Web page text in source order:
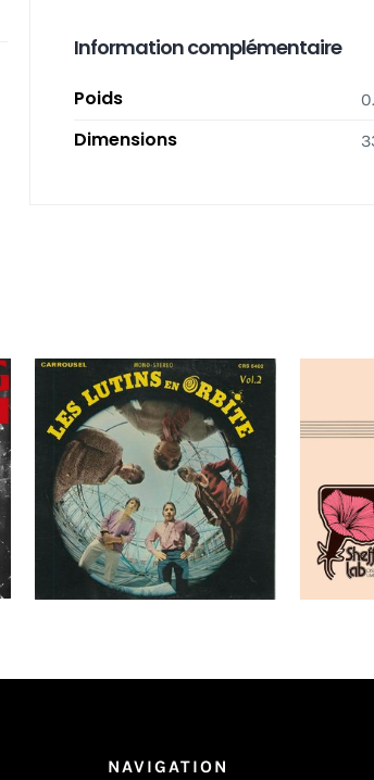
Information complémentaire
Poids
Dimensions
Les Lutins – Les Lutins En
Orbite – Vol.2 LP _ Orig.
Can. 1968
Ajouter au
panier
Détails
panier
NAVIGATION